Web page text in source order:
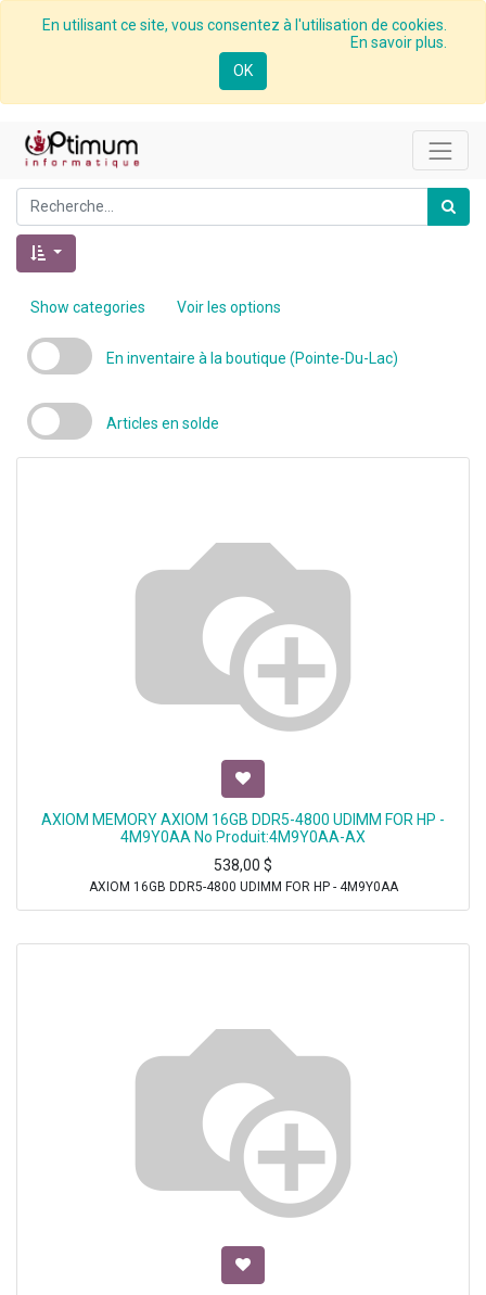
En utilisant ce site, vous consentez à l'utilisation de cookies.
En savoir plus.
OK
Show categories Voir les options
En inventaire à la boutique (Pointe-Du-Lac)
Articles en solde
AXIOM MEMORY AXIOM 16GB DDR5-4800 UDIMM FOR HP -
4M9Y0AA No Produit:4M9Y0AA-AX
538,00 $
AXIOM 16GB DDR5-4800 UDIMM FOR HP - 4M9Y0AA